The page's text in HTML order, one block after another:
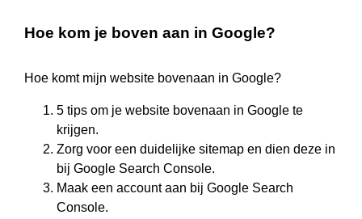
Hoe kom je boven aan in Google?
Hoe komt mijn website bovenaan in Google?
5 tips om je website bovenaan in Google te
krijgen.
Zorg voor een duidelijke sitemap en dien deze in
bij Google Search Console.
Maak een account aan bij Google Search
Console.